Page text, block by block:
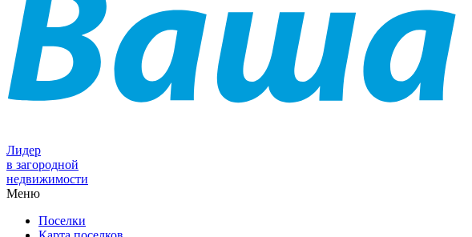
Лидер
в загородной
недвижимости
Меню
Поселки